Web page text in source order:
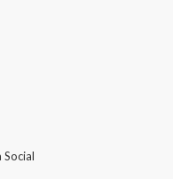
Social